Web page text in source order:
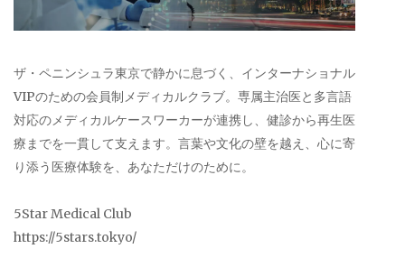
ザ・ペニンシュラ東京で静かに息づく、インターナショナル
VIPのための会員制メディカルクラブ。専属主治医と多言語
対応のメディカルケースワーカーが連携し、健診から再生医
療までを一貫して支えます。言葉や文化の壁を越え、心に寄
り添う医療体験を、あなただけのために。
5Star Medical Club
https://5stars.tokyo/